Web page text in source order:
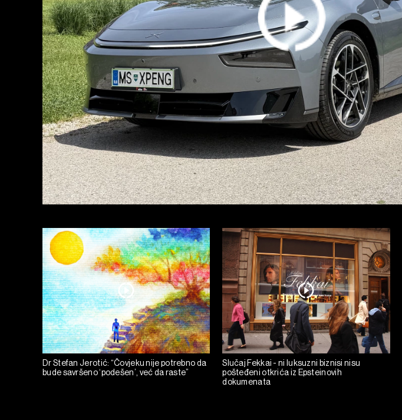
Dr Stefan Jerotić: “Čovjeku nije potrebno da
bude savršeno ‘podešen’, već da raste”
Slučaj Fekkai - ni luksuzni biznisi nisu
pošteđeni otkrića iz Epsteinovih
dokumenata